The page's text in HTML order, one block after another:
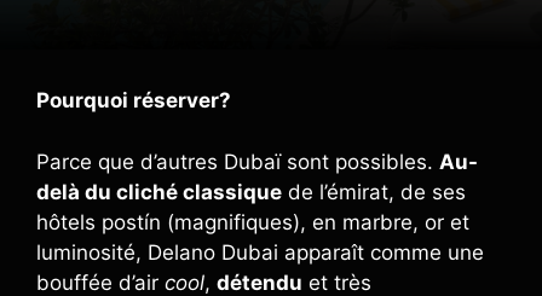
Pourquoi réserver?
Parce que d’autres Dubaï sont possibles. Au-
delà du cliché classique de l’émirat, de ses
hôtels postín (magnifiques), en marbre, or et
luminosité, Delano Dubai apparaît comme une
bouffée d’air cool, détendu et très